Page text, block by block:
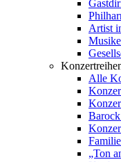
Artist
Alle
„Ton